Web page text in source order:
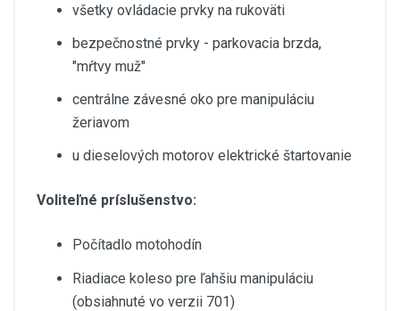
všetky ovládacie prvky na rukoväti
bezpečnostné prvky - parkovacia brzda,
"mŕtvy muž"
centrálne závesné oko pre manipuláciu
žeriavom
u dieselových motorov elektrické štartovanie
Voliteľné príslušenstvo:
Počítadlo motohodín
Riadiace koleso pre ľahšiu manipuláciu
(obsiahnuté vo verzii 701)